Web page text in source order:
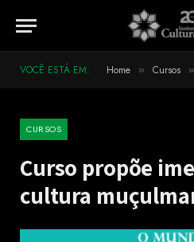
VOCÊ ESTÁ EM: Home » Cursos »
CURSOS
Curso propõe
cultura